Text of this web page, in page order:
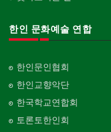
한인 문화예술 연합
한인문인협회
한인교향악단
한국학교연합회
토론토한인회